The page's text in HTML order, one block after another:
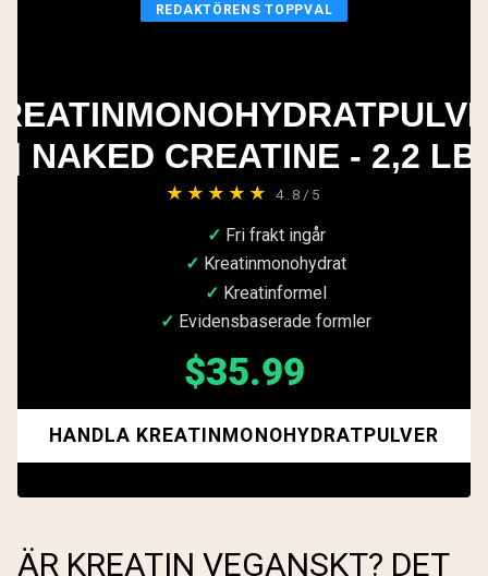
REDAKTÖRENS TOPPVAL
| NAKED CREATINE - 2,2 LB
★★★★★ 4.8/5
Fri frakt ingår
Kreatinmonohydrat
Kreatinformel
Evidensbaserade formler
$35.99
HANDLA KREATINMONOHYDRATPULVER
ÄR KREATIN VEGANSKT? DET